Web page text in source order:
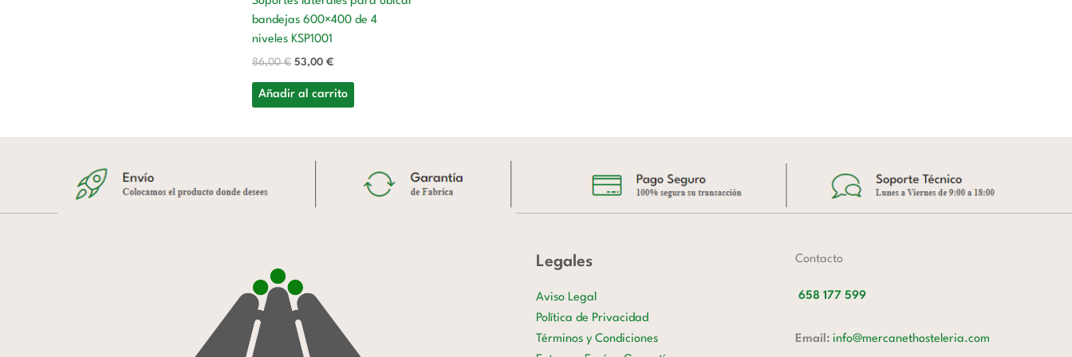
bandejas 600×400 de 4
niveles KSP1001
86,00€ 53,00€
Añadir al carrito
Legales
Aviso Legal
Política de Privacidad
Términos y Condiciones
Contacto
658 177 599
Email: info@mercanethosteleria.com